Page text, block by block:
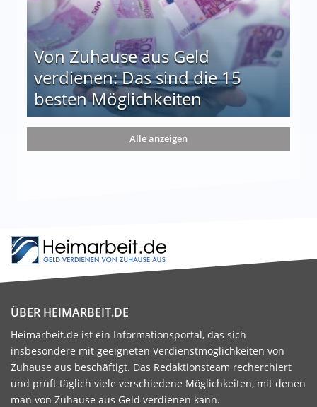
Von Zuhause aus Geld
verdienen: Das sind die 15
besten Möglichkeiten
die 15 besten Möglichkeiten
Alle anzeigen
ÜBER HEIMARBEIT.DE
Heimarbeit.de ist ein Informationsportal, das sich
insbesondere mit geeigneten Verdienstmöglichkeiten von
Zuhause aus beschäftigt. Das Redaktionsteam recherchiert
und prüft täglich viele verschiedene Möglichkeiten, mit denen
man von Zuhause aus Geld verdienen kann.